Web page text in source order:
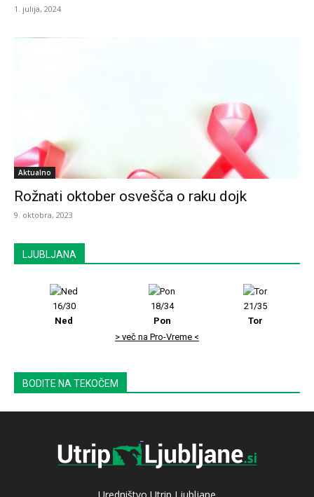
1. julija, 2024
Aktualno
Rožnati oktober osvešča o raku dojk
9. oktobra, 2023
LJUBLJANA
16/30
Ned
18/34
Pon
21/35
Tor
> več na Pro-Vreme <
BODITE NA TEKOČEM
Uredništvo Utrip Ljubljane